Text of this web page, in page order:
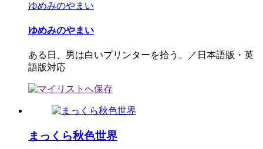
ゆめみのやまい
ゆめみのやまい
ある日、男は白いプリンターを拾う。／日本語版・英
語版対応
まっくら秋色世界